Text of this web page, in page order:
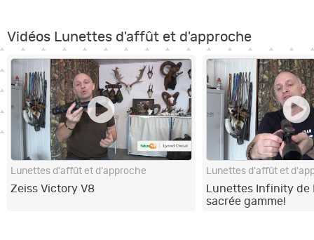
Vidéos Lunettes d'affût et d'approche
Lunettes d'affût et d'approche
Zeiss Victory V8
Lunettes d'affût et
Lunettes Infinity de
sacrée gamme!